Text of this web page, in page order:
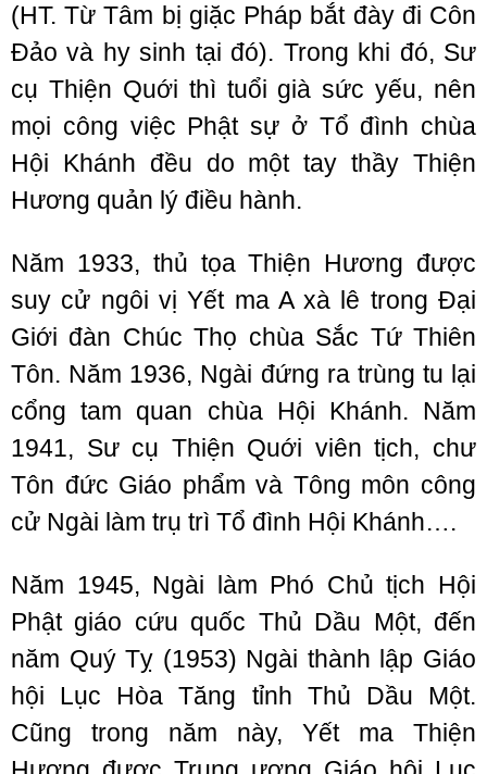
(HT. Từ Tâm bị giặc Pháp bắt đày đi Côn
Đảo và hy sinh tại đó). Trong khi đó, Sư
cụ Thiện Quới thì tuổi già sức yếu, nên
mọi công việc Phật sự ở Tổ đình chùa
Hội Khánh đều do một tay thầy Thiện
Hương quản lý điều hành.
Năm 1933, thủ tọa Thiện Hương được
suy cử ngôi vị Yết ma A xà lê trong Đại
Giới đàn Chúc Thọ chùa Sắc Tứ Thiên
Tôn. Năm 1936, Ngài đứng ra trùng tu lại
cổng tam quan chùa Hội Khánh. Năm
1941, Sư cụ Thiện Quới viên tịch, chư
Tôn đức Giáo phẩm và Tông môn công
cử Ngài làm trụ trì Tổ đình Hội Khánh….
Năm 1945, Ngài làm Phó Chủ tịch Hội
Phật giáo cứu quốc Thủ Dầu Một, đến
năm Quý Tỵ (1953) Ngài thành lập Giáo
hội Lục Hòa Tăng tỉnh Thủ Dầu Một.
Cũng trong năm này, Yết ma Thiện